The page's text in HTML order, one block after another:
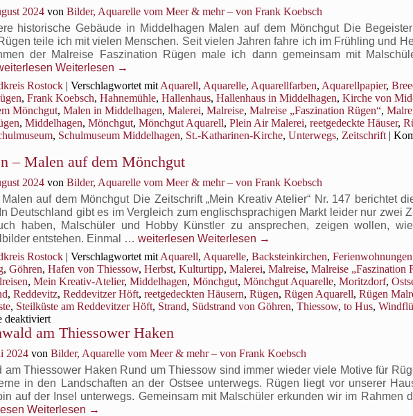
2024 von Bilder, Aquarelle vom Meer & mehr – von Frank Koebsch
historische Gebäude in Middelhagen Malen auf dem Mönchgut Die
teile ich mit vielen Menschen. Seit vielen Jahren fahre ich im Frühling und
der Malreise Faszination Rügen male ich dann gemeinsam mit
und
Middelhagen
Weiterlesen →
Rostock | Verschlagwortet mit Aquarell, Aquarelle, Aquarellfarben, Aquarellpapier,
, Frank Koebsch, Hahnemühle, Hallenhaus, Hallenhaus in Middelhagen, Kirche von
Mönchgut, Malen in Middelhagen, Malerei, Malreise, Malreise „Faszination Rügen“,
, Middelhagen, Mönchgut, Mönchgut Aquarell, Plein Air Malerei, reetgedeckte Häuser,
, Schulmuseum Middelhagen, St.-Katharinen-Kirche, Unterwegs, Zeitschrift |
– Malen auf dem Mönchgut
2024 von Bilder, Aquarelle vom Meer & mehr – von Frank Koebsch
auf dem Mönchgut Die Zeitschrift „Mein Kreativ Atelier“ Nr. 147 berichtet
Deutschland gibt es im Vergleich zum englischsprachigen Markt leider nur zwei
haben, Malschüler und Hobby Künstler zu ansprechen, zeigen wollen,
entstehen. Einmal … Faszination
Rügen
–
Malen
auf
dem Mönchgut
weiterlesen Weiterlesen →
Rostock | Verschlagwortet mit Aquarell, Aquarelle, Backsteinkirchen,
, Göhren, Hafen von Thiessow, Herbst, Kulturtipp, Malerei, Malreise, Malreise „Faszination
, Mein Kreativ-Atelier, Middelhagen, Mönchgut, Mönchgut Aquarelle, Moritzdorf,
, Reddevitz, Reddevitzer Höft, reetgedeckten Häusern, Rügen, Rügen Aquarell, Rügen
, Steilküste am Reddevitzer Höft, Strand, Südstrand von Göhren, Thiessow, to Hus,
deaktiviertfür
Faszination
–
Malen
auf
dem
Mönchgut
am Thiessower Haken
2024 von Bilder, Aquarelle vom Meer & mehr – von Frank Koebsch
am Thiessower Haken Rund um Thiessow sind immer wieder viele Motive für
in den Landschaften an der Ostsee unterwegs. Rügen liegt vor unserer
auf der Insel unterwegs. Gemeinsam mit Malschüler erkunden wir im Rahmen
Weiterlesen →